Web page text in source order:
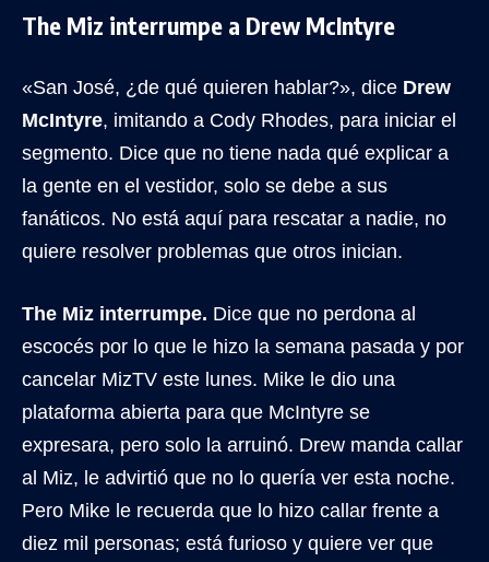
The Miz interrumpe a Drew McIntyre
«San José, ¿de qué quieren hablar?», dice Drew
McIntyre, imitando a Cody Rhodes, para iniciar el
segmento. Dice que no tiene nada qué explicar a
la gente en el vestidor, solo se debe a sus
fanáticos. No está aquí para rescatar a nadie, no
quiere resolver problemas que otros inician.
The Miz interrumpe. Dice que no perdona al
escocés por lo que le hizo la semana pasada y por
cancelar MizTV este lunes. Mike le dio una
plataforma abierta para que McIntyre se
expresara, pero solo la arruinó. Drew manda callar
al Miz, le advirtió que no lo quería ver esta noche.
Pero Mike le recuerda que lo hizo callar frente a
diez mil personas; está furioso y quiere ver que